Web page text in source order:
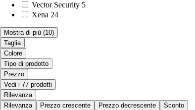
Vector Security 5
Xena 24
Mostra di più (10)
Taglia
Colore
Tipo di prodotto
Prezzo
Vedi i 77 prodotti
Rilevanza
Rilevanza
Prezzo crescente Prezzo decrescente Sconto